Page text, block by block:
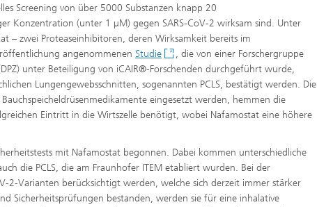
Screening von über 5000 Substanzen knapp 20
Konzentration (unter 1 µM) gegen SARS-CoV-2 wirksam sind. Unter
– zwei Proteaseinhibitoren, deren Wirksamkeit bereits im
angenommenen Studie
, die von einer Forschergruppe
unter Beteiligung von iCAIR®-Forschenden durchgeführt wurde,
Lungengewebsschnitten, sogenannten PCLS, bestätigt werden. Die
eingesetzt werden, hemmen die
Eintritt in die Wirtszelle benötigt, wobei Nafamostat eine höhere
mit Nafamostat begonnen. Dabei kommen unterschiedliche
die PCLS, die am Fraunhofer ITEM etabliert wurden. Bei der
2-Varianten berücksichtigt werden, welche sich derzeit immer stärker
Sicherheitsprüfungen bestanden, werden sie für eine inhalative